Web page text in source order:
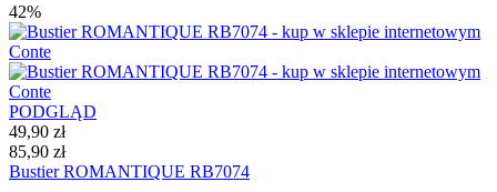
42%
PODGLĄD
49,90 zł
85,90 zł
Bustier ROMANTIQUE RB7074